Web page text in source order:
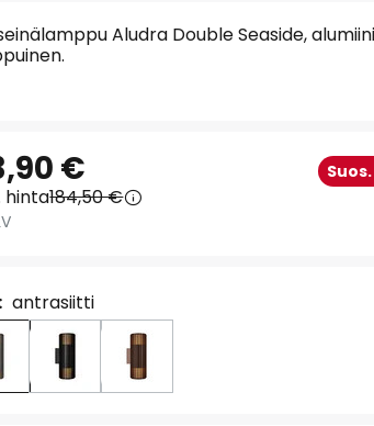
Aludra Double Seaside,
€
hinta184,50 €
antrasiitti